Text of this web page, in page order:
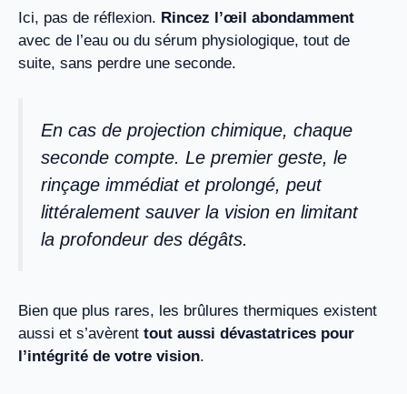
Ici, pas de réflexion. Rincez l’œil abondamment
avec de l’eau ou du sérum physiologique, tout de
suite, sans perdre une seconde.
En cas de projection chimique, chaque
seconde compte. Le premier geste, le
rinçage immédiat et prolongé, peut
littéralement sauver la vision en limitant
la profondeur des dégâts.
Bien que plus rares, les brûlures thermiques existent
aussi et s’avèrent tout aussi dévastatrices pour
l’intégrité de votre vision.